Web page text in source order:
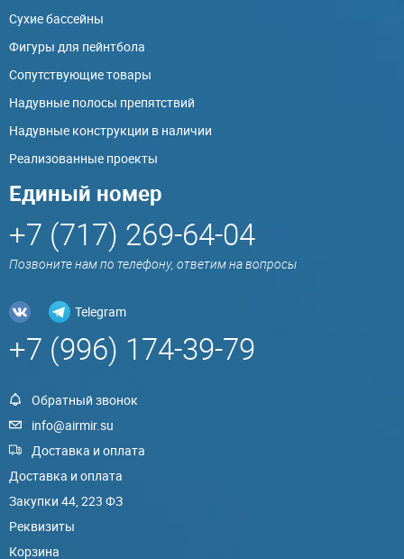
Сухие бассейны
Фигуры для пейнтбола
Сопутствующие товары
Надувные полосы препятствий
Надувные конструкции в наличии
Реализованные проекты
Единый номер
+7 (717) 269-64-04
Позвоните нам по телефону, ответим на вопросы
Telegram
+7 (996) 174-39-79
Обратный звонок
info@airmir.su
Доставка и оплата
Доставка и оплата
Закупки 44, 223 ФЗ
Реквизиты
Корзина